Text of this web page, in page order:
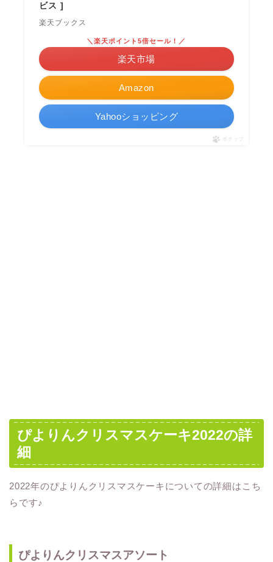
ビス ]
楽天ブックス
Amazon
＼楽天ポイント5倍セール！／
楽天市場
Yahooショッピング
ポチップ
ぴよりんクリスマスケーキ2022の詳
細
2022年のぴよりんクリスマスケーキについての詳細はこち
らです♪
ぴよりんクリスマスアソート